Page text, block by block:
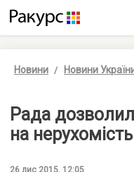
Новини Новини
Рада
на
26 лис 2015, 12:05